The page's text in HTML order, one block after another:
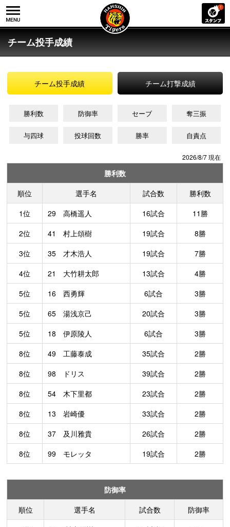
チーム投手成績
チーム投手成績 チーム打撃成績
勝利数 防御率 セーブ 奪三振
与四球 投球回数 勝率 自責点
2026/8/7 現在
勝利数
順位
選手名 試合数
勝利数
1位
29 高橋遥人 16試合
11勝
2位
41 村上頌樹 19試合
8勝
3位
35 才木浩人 19試合
7勝
4位
21 大竹耕太郎 13試合
4勝
5位
16 西勇輝 6試合
3勝
5位
65 湯浅京己 20試合
3勝
5位
18 伊原陵人 6試合
3勝
8位
49 工藤泰成 35試合
2勝
8位
98 ドリス 39試合
2勝
8位
54 木下里都 23試合
2勝
8位
13 岩崎優 33試合
2勝
8位
37 及川雅貴 26試合
2勝
8位
99 モレッタ 19試合 2勝
防御率
順位
選手名 試合数
防御率